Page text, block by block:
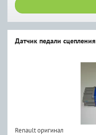
Датчик педали сцепления
Renault оригинал